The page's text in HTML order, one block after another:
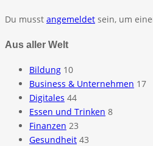
Du musst angemeldet sein, um
Aus aller Welt
Bildung 10
Business & Unternehmen 17
Digitales 44
Essen und Trinken 8
Finanzen 23
Gesundheit 43